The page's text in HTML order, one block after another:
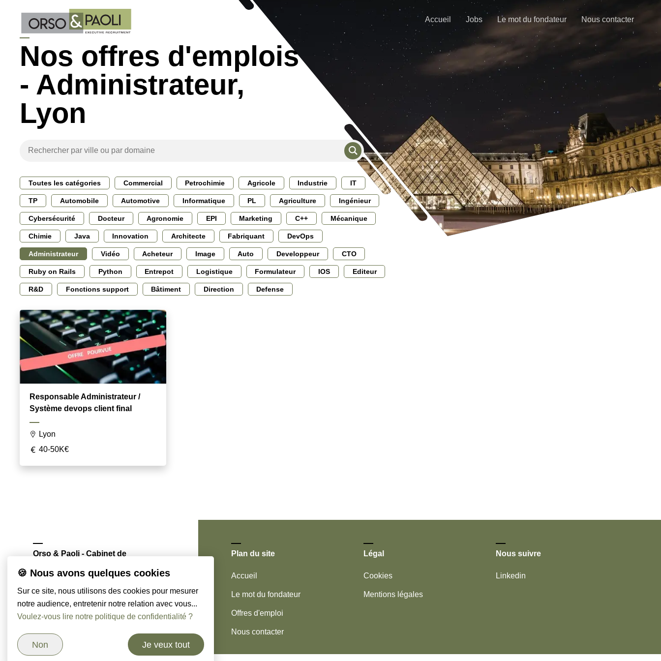
Accueil Jobs Le mot du fondateur Nous contacter
Nos offres d'emplois
- Administrateur,
Lyon
Toutes les catégories Commercial Petrochimie Agricole Industrie IT
TP Automobile Automotive Informatique PL Agriculture Ingénieur
Cybersécurité Docteur Agronomie EPI Marketing C++ Mécanique
Chimie Java Innovation Architecte Fabriquant DevOps
Administrateur Vidéo Acheteur Image Auto Developpeur CTO
Ruby on Rails Python Entrepot Logistique Formulateur IOS Editeur
R&D Fonctions support Bâtiment Direction Defense
Responsable Administrateur /
Système devops client final
Lyon
40-50K€
Orso & Paoli - Cabinet de
Plan du site
Accueil
Le mot du fondateur
Offres d'emploi
Nous contacter
Légal
Cookies
Mentions légales
Nous suivre
Linkedin
🍪 Nous avons quelques cookies
Sur ce site, nous utilisons des cookies pour mesurer
notre audience, entretenir notre relation avec vous...
Voulez-vous lire notre politique de confidentialité ?
Non Je veux tout